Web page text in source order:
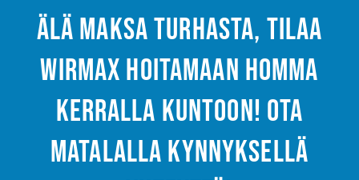
Älä maksa turhasta, tilaa
Wirmax hoitamaan homma
kerralla kuntoon! Ota
matalalla kynnyksellä